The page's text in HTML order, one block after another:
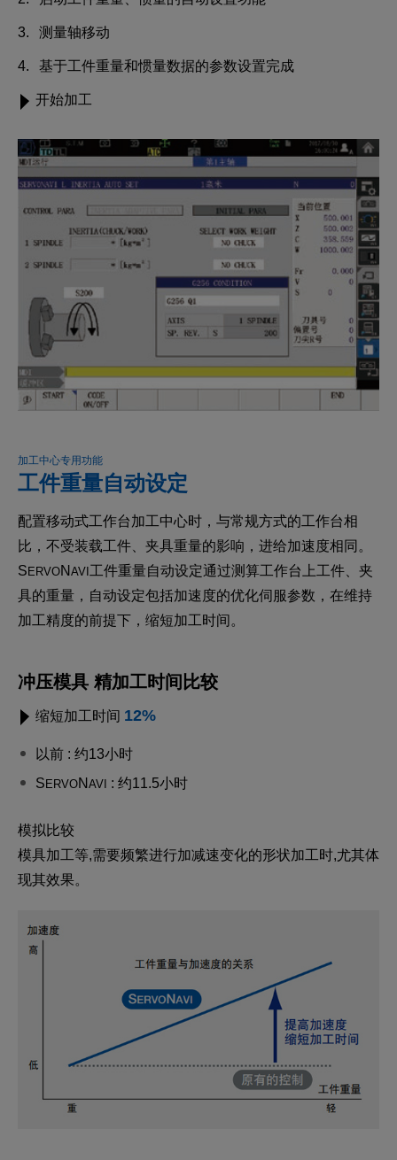
测量轴移动
基于工件重量和惯量数据的参数设置完成
开始加工
加工中心专用功能
工件重量自动设定
配置移动式工作台加工中心时，与常规方式的工作台相
比，不受装载工件、夹具重量的影响，进给加速度相同。
S ERVON AVI 工件重量自动设定通过测算工作台上工件、夹
具的重量，自动设定包括加速度的优化伺服参数，在维持
加工精度的前提下，缩短加工时间。
冲压模具 精加工时间比较
缩短加工时间 12%
以前 : 约13小时
S ERVON AVI : 约11.5小时
模拟比较
模具加工等,需要频繁进行加减速变化的形状加工时,尤其体
现其效果。